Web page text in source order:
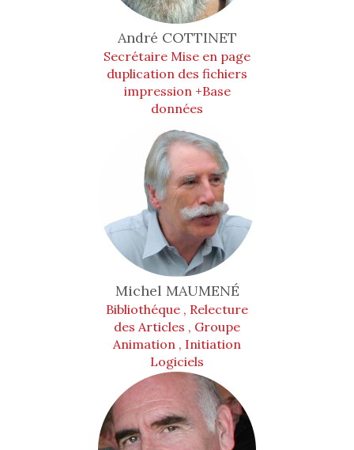
André COTTINET
Secrétaire Mise en page
duplication des fichiers
impression +Base
données
Michel MAUMENÉ
Bibliothéque , Relecture
des Articles , Groupe
Animation , Initiation
Logiciels